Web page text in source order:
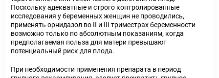
Поскольку адекватные и строго контролированные
исследования у беременных женщин не проводились,
применять орнидазол во II и III триместрах беременности
возможно только по абсолютным показаниям, когда
предполагаемая польза для матери превышают
потенциальный риск для плода.
При необходимости применения препарата в период